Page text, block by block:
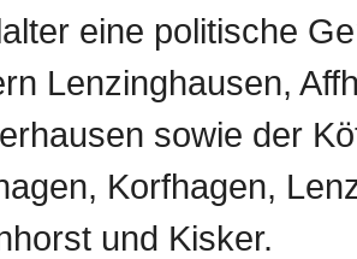
eine politische
Lenzinghausen,
sowie der
Korfhagen,
und Kisker.